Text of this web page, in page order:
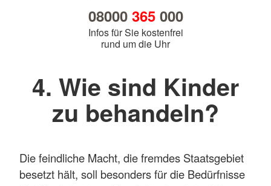
08000 365000
Infos für Sie kostenfrei
rund um die Uhr
4. Wie sind Kinder
zu behandeln?
Die feindliche Macht, die fremdes Staatsgebiet
besetzt hält, soll besonders für die Bedürfnisse